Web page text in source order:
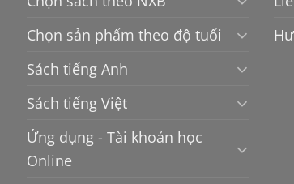
Chọn sản phẩm theo độ tuổi
Sách tiếng Anh
Sách tiếng Việt
Ứng dụng - Tài khoản học
Online